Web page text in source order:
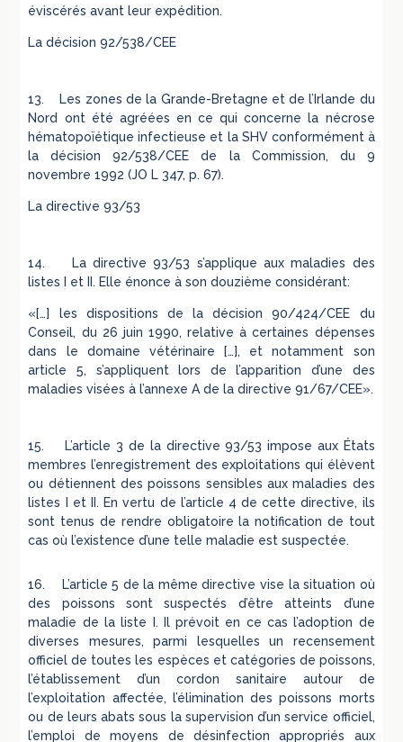
éviscérés avant leur expédition.
La décision 92/538/CEE
13. Les zones de la Grande-Bretagne et de l’Irlande du
Nord ont été agréées en ce qui concerne la nécrose
hématopoïétique infectieuse et la SHV conformément à
la décision 92/538/CEE de la Commission, du 9
novembre 1992 (JO L 347, p. 67).
La directive 93/53
14. La directive 93/53 s’applique aux maladies des
listes I et II. Elle énonce à son douzième considérant:
«[…] les dispositions de la décision 90/424/CEE du
Conseil, du 26 juin 1990, relative à certaines dépenses
dans le domaine vétérinaire […], et notamment son
article 5, s’appliquent lors de l’apparition d’une des
maladies visées à l’annexe A de la directive 91/67/CEE».
15. L’article 3 de la directive 93/53 impose aux États
membres l’enregistrement des exploitations qui élèvent
ou détiennent des poissons sensibles aux maladies des
listes I et II. En vertu de l’article 4 de cette directive, ils
sont tenus de rendre obligatoire la notification de tout
cas où l’existence d’une telle maladie est suspectée.
16. L’article 5 de la même directive vise la situation où
des poissons sont suspectés d’être atteints d’une
maladie de la liste I. Il prévoit en ce cas l’adoption de
diverses mesures, parmi lesquelles un recensement
officiel de toutes les espèces et catégories de poissons,
l’établissement d’un cordon sanitaire autour de
l’exploitation affectée, l’élimination des poissons morts
ou de leurs abats sous la supervision d’un service officiel,
l’emploi de moyens de désinfection appropriés aux